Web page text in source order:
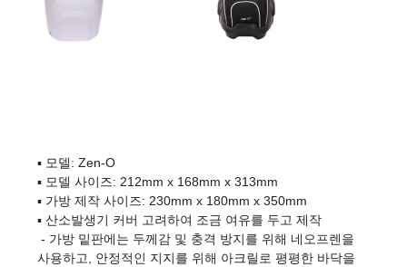
▪ 모델: Zen-O
▪ 모델 사이즈: 212mm x 168mm x 313mm
▪ 가방 제작 사이즈: 230mm x 180mm x 350mm
▪ 산소발생기 커버 고려하여 조금 여유를 두고 제작
- 가방 밑판에는 두께감 및 충격 방지를 위해 네오프렌을
사용하고, 안정적인 지지를 위해 아크릴로 평평한 바닥을